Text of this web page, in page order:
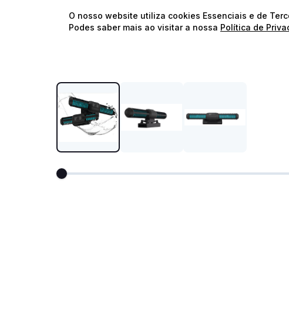
⭐️
O nosso website utiliza cookies Essenciais e de
Podes saber mais ao visitar a nossa Política de